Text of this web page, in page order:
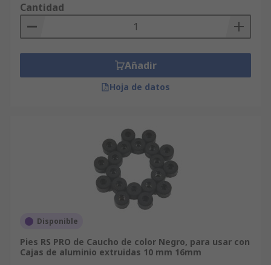
Cantidad
Añadir
Hoja de datos
Disponible
Pies RS PRO de Caucho de color Negro, para usar con
Cajas de aluminio extruidas 10 mm 16mm